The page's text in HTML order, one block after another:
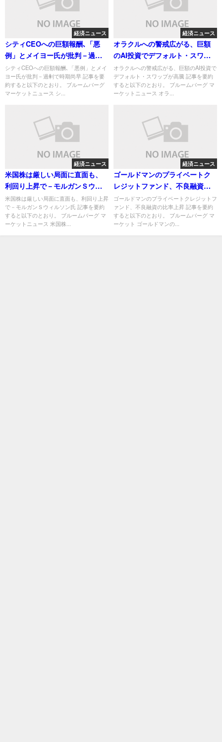
経済ニュース
シティCEOへの巨額報酬､「悪
例」とメイヨー氏が批判－過剰
で時期尚早
シティCEOへの巨額報酬､「悪例」とメイ
ヨー氏が批判－過剰で時期尚早 記事を要
約すると以下のとおり。 ブルームバーグ
マーケットニュース シ...
経済ニュース
オラクルへの警戒広がる、巨額
のAI投資でデフォルト・スワッ
プが高騰
オラクルへの警戒広がる、巨額のAI投資で
デフォルト・スワップが高騰 記事を要約
すると以下のとおり。 ブルームバーグ マ
ーケットニュース オラ...
経済ニュース
米国株は厳しい局面に直面も、
利回り上昇で－モルガンＳウィ
ルソン氏
米国株は厳しい局面に直面も、利回り上昇
で－モルガンＳウィルソン氏 記事を要約
すると以下のとおり。 ブルームバーグ マ
ーケットニュース 米国株...
経済ニュース
ゴールドマンのプライベートク
レジットファンド、不良融資の
比率上昇
ゴールドマンのプライベートクレジットフ
ァンド、不良融資の比率上昇 記事を要約
すると以下のとおり。 ブルームバーグ マ
ーケット ゴールドマンの...